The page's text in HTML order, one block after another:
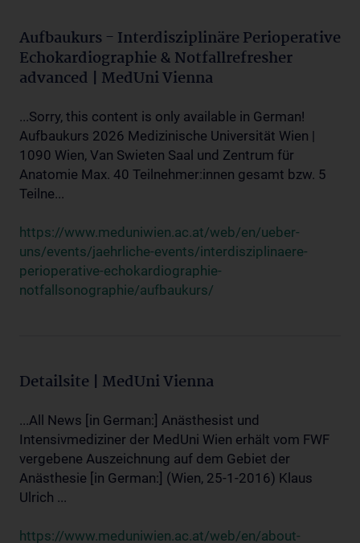
Aufbaukurs - Interdisziplinäre Perioperative
Echokardiographie & Notfallrefresher
advanced | MedUni Vienna
...Sorry, this content is only available in German!
Aufbaukurs 2026 Medizinische Universität Wien |
1090 Wien, Van Swieten Saal und Zentrum für
Anatomie Max. 40 Teilnehmer:innen gesamt bzw. 5
Teilne...
https://www.meduniwien.ac.at/web/en/ueber-
uns/events/jaehrliche-events/interdisziplinaere-
perioperative-echokardiographie-
notfallsonographie/aufbaukurs/
Detailsite | MedUni Vienna
...All News [in German:] Anästhesist und
Intensivmediziner der MedUni Wien erhält vom FWF
vergebene Auszeichnung auf dem Gebiet der
Anästhesie [in German:] (Wien, 25-1-2016) Klaus
Ulrich ...
https://www.meduniwien.ac.at/web/en/about-